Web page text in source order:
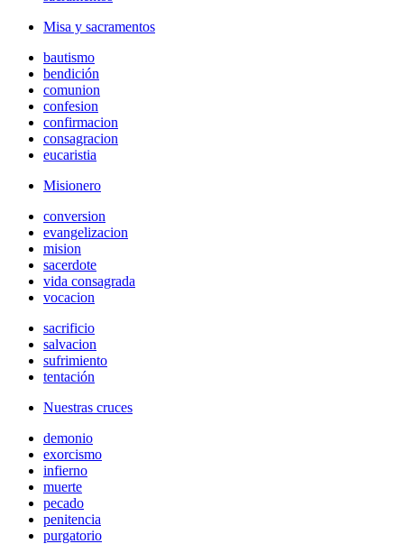
Misa y sacramentos
bautismo
bendición
comunion
confesion
confirmacion
consagracion
eucaristia
Misionero
conversion
evangelizacion
mision
sacerdote
vida consagrada
vocacion
sacrificio
salvacion
sufrimiento
tentación
Nuestras cruces
demonio
exorcismo
infierno
muerte
pecado
penitencia
purgatorio